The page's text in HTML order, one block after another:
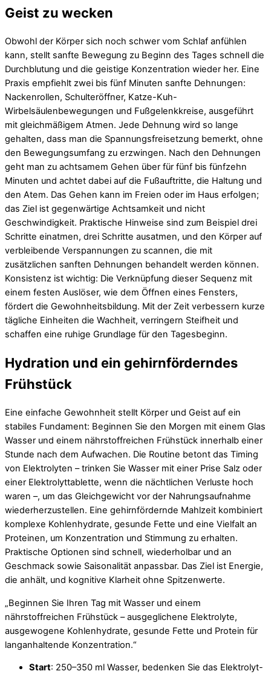
Geist zu wecken
Obwohl der Körper sich noch schwer vom Schlaf anfühlen
kann, stellt sanfte Bewegung zu Beginn des Tages schnell die
Durchblutung und die geistige Konzentration wieder her. Eine
Praxis empfiehlt zwei bis fünf Minuten sanfte Dehnungen:
Nackenrollen, Schulteröffner, Katze-Kuh-
Wirbelsäulenbewegungen und Fußgelenkkreise, ausgeführt
mit gleichmäßigem Atmen. Jede Dehnung wird so lange
gehalten, dass man die Spannungsfreisetzung bemerkt, ohne
den Bewegungsumfang zu erzwingen. Nach den Dehnungen
geht man zu achtsamem Gehen über für fünf bis fünfzehn
Minuten und achtet dabei auf die Fußauftritte, die Haltung und
den Atem. Das Gehen kann im Freien oder im Haus erfolgen;
das Ziel ist gegenwärtige Achtsamkeit und nicht
Geschwindigkeit. Praktische Hinweise sind zum Beispiel drei
Schritte einatmen, drei Schritte ausatmen, und den Körper auf
verbleibende Verspannungen zu scannen, die mit
zusätzlichen sanften Dehnungen behandelt werden können.
Konsistenz ist wichtig: Die Verknüpfung dieser Sequenz mit
einem festen Auslöser, wie dem Öffnen eines Fensters,
fördert die Gewohnheitsbildung. Mit der Zeit verbessern kurze
tägliche Einheiten die Wachheit, verringern Steifheit und
schaffen eine ruhige Grundlage für den Tagesbeginn.
Hydration und ein gehirnförderndes
Frühstück
Eine einfache Gewohnheit stellt Körper und Geist auf ein
stabiles Fundament: Beginnen Sie den Morgen mit einem Glas
Wasser und einem nährstoffreichen Frühstück innerhalb einer
Stunde nach dem Aufwachen. Die Routine betont das Timing
von Elektrolyten – trinken Sie Wasser mit einer Prise Salz oder
einer Elektrolyttablette, wenn die nächtlichen Verluste hoch
waren –, um das Gleichgewicht vor der Nahrungsaufnahme
wiederherzustellen. Eine gehirnfördernde Mahlzeit kombiniert
komplexe Kohlenhydrate, gesunde Fette und eine Vielfalt an
Proteinen, um Konzentration und Stimmung zu erhalten.
Praktische Optionen sind schnell, wiederholbar und an
Geschmack sowie Saisonalität anpassbar. Das Ziel ist Energie,
die anhält, und kognitive Klarheit ohne Spitzenwerte.
„Beginnen Sie Ihren Tag mit Wasser und einem
nährstoffreichen Frühstück – ausgeglichene Elektrolyte,
ausgewogene Kohlenhydrate, gesunde Fette und Protein für
langanhaltende Konzentration.“
Start: 250–350 ml Wasser, bedenken Sie das Elektrolyt-